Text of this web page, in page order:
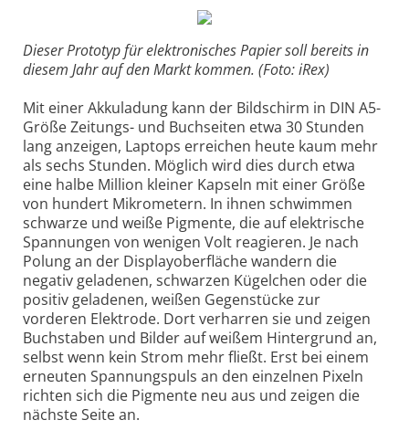
Dieser Prototyp für elektronisches Papier soll bereits in
diesem Jahr auf den Markt kommen. (Foto: iRex)
Mit einer Akkuladung kann der Bildschirm in DIN A5-
Größe Zeitungs- und Buchseiten etwa 30 Stunden
lang anzeigen, Laptops erreichen heute kaum mehr
als sechs Stunden. Möglich wird dies durch etwa
eine halbe Million kleiner Kapseln mit einer Größe
von hundert Mikrometern. In ihnen schwimmen
schwarze und weiße Pigmente, die auf elektrische
Spannungen von wenigen Volt reagieren. Je nach
Polung an der Displayoberfläche wandern die
negativ geladenen, schwarzen Kügelchen oder die
positiv geladenen, weißen Gegenstücke zur
vorderen Elektrode. Dort verharren sie und zeigen
Buchstaben und Bilder auf weißem Hintergrund an,
selbst wenn kein Strom mehr fließt. Erst bei einem
erneuten Spannungspuls an den einzelnen Pixeln
richten sich die Pigmente neu aus und zeigen die
nächste Seite an.